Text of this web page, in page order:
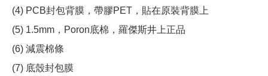
(4) PCB封包背膜，帶膠PET，貼在原裝背膜上
(5) 1.5mm，Poron底棉，羅傑斯井上正品
(6) 減震棉條
(7) 底殼封包膜